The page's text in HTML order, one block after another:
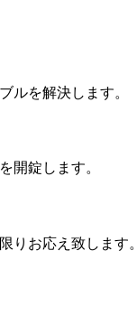
ルを解決します。
開錠します。
りお応え致します。